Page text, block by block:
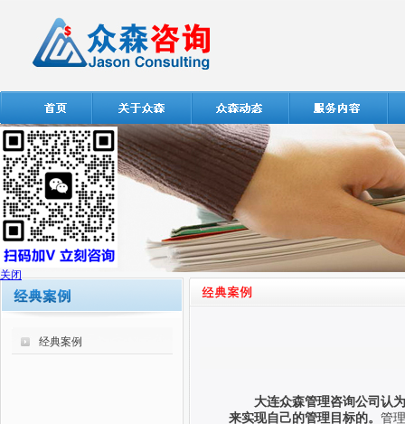
经典案例
大连众森管理咨询公司认
来实现自己的管理目标的。 管
关闭